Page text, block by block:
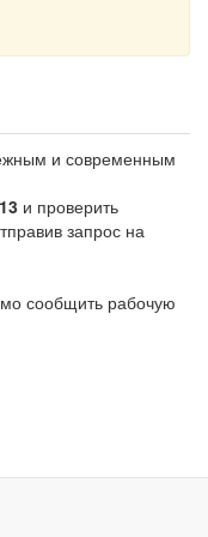
и современным
и проверить
запрос на
сообщить рабочую